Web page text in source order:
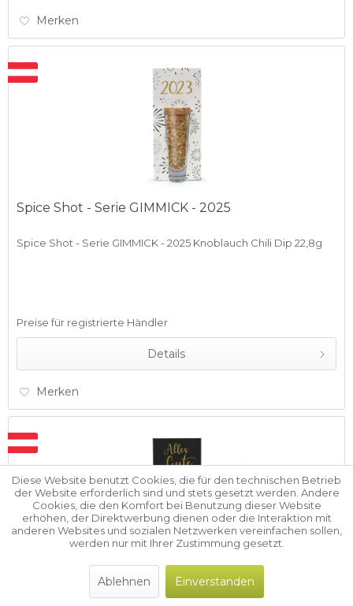
Merken
Spice Shot - Serie GIMMICK - 2025
Spice Shot - Serie GIMMICK - 2025 Knoblauch Chili Dip 22,8g
Preise für registrierte Händler
Details
Merken
Spice Shot - Serie GIMMICK - Alles Gute
Diese Website benutzt Cookies, die für den technischen Betrieb
der Website erforderlich sind und stets gesetzt werden. Andere
Cookies, die den Komfort bei Benutzung dieser Website
erhöhen, der Direktwerbung dienen oder die Interaktion mit
anderen Websites und sozialen Netzwerken vereinfachen sollen,
werden nur mit Ihrer Zustimmung gesetzt.
Ablehnen Einverstanden